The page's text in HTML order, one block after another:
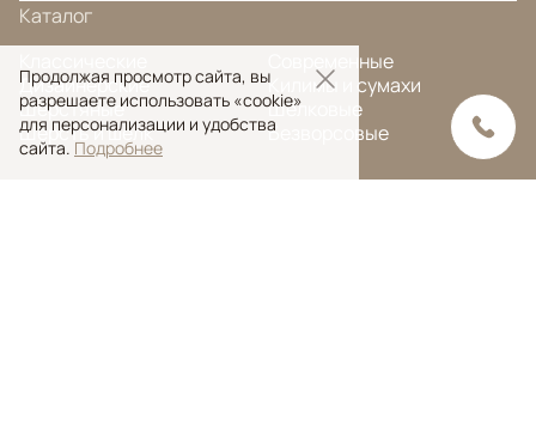
Каталог
Дизайнерские
Шерстяные
Шерсть и шёлк
Современные
Килимы и сумахи
Шёлковые
Безворсовые
Продолжая просмотр сайта, вы
разрешаете использовать «cookie»
для персонализации и удобства
сайта. Подробнее